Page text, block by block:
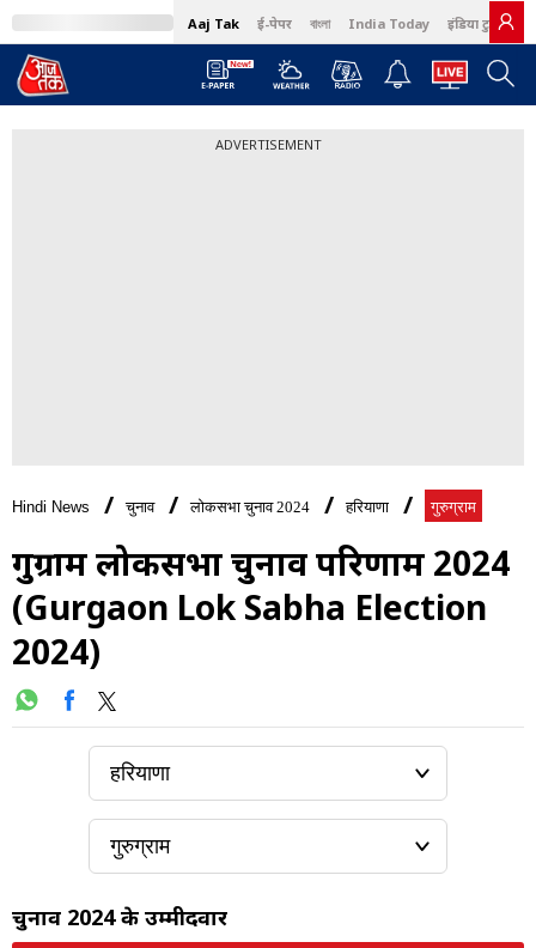
Aaj Tak ई-पेपर বাংলা India Today इंडिया टुडे हिंदी
ADVERTISEMENT
Hindi News चुनाव लोकसभा चुनाव 2024 हरियाणा गुरुग्राम
गुरुग्राम लोकसभा चुनाव परिणाम 2024
(Gurgaon Lok Sabha Election
2024)
चुनाव 2024 के उम्मीदवार